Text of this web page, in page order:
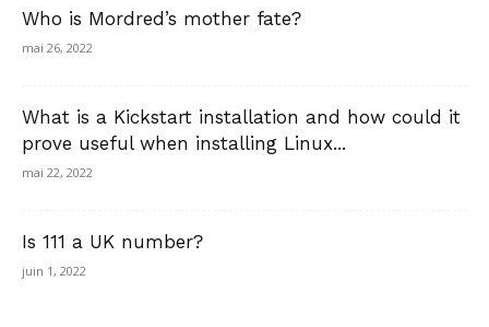
Who is Mordred’s mother fate?
mai 26, 2022
What is a Kickstart installation and how could it
prove useful when installing Linux...
mai 22, 2022
Is 111 a UK number?
juin 1, 2022